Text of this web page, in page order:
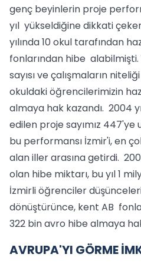
genç beyinlerin proje
yıl yükseldiğine dikkati
yılında 10 okul tarafından
fonlarından hibe
sayısı ve çalışmaların
okuldaki öğrencilerimizin
almaya hak kazandı. 2004
edilen proje sayımız 447'ye
bu performansı İzmir'i, en
alan iller arasına getirdi.
olan hibe miktarı, bu yıl 1
İzmirli öğrenciler
dönüştürünce, kent AB
322 bin avro hibe almaya
AVRUPA'YI GÖRME